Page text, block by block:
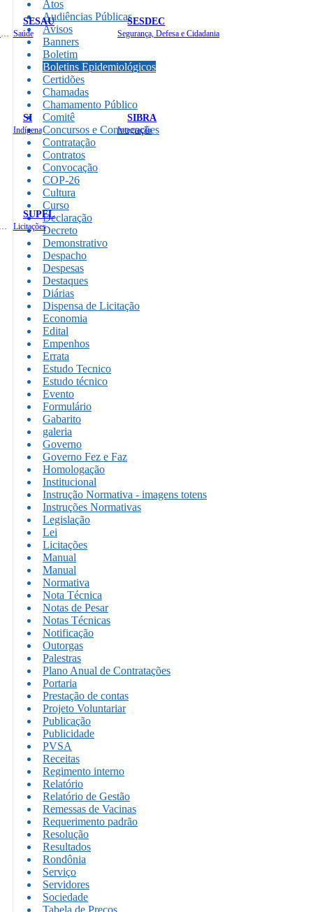
SESAU
Saúde
SESDEC
Segurança, Defesa e Cidadania
SI
Indígena
SIBRA
Integração
SUPEL
Licitações
Atos
Audiências Públicas
Avisos
Banners
Boletim
Boletins Epidemiológicos
Certidões
Chamadas
Chamamento Público
Comitê
Concursos e Convocações
Contratação
Contratos
Convocação
COP-26
Cultura
Curso
Declaração
Decreto
Demonstrativo
Despacho
Despesas
Destaques
Diárias
Dispensa de Licitação
Economia
Edital
Empenhos
Errata
Estudo Tecnico
Estudo técnico
Evento
Formulário
Gabarito
galeria
Governo
Governo Fez e Faz
Homologação
Institucional
Instrução Normativa - imagens totens
Instruções Normativas
Legislação
Lei
Licitações
Manual
Manual
Normativa
Nota Técnica
Notas de Pesar
Notas Técnicas
Notificação
Outorgas
Palestras
Plano Anual de Contratações
Portaria
Prestação de contas
Projeto Voluntariar
Publicação
Publicidade
PVSA
Receitas
Regimento interno
Relatório
Relatório de Gestão
Remessas de Vacinas
Requerimento padrão
Resolução
Resultados
Rondônia
Serviço
Servidores
Sociedade
Tabela de Preços